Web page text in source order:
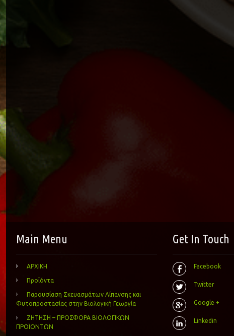
Main Menu
ΑΡΧΙΚΗ
Προϊόντα
Παρουσίαση Σκευασμάτων Λίπανσης και
Φυτοπροστασίας στην Βιολογική Γεωργία
ΖΗΤΗΣΗ – ΠΡΟΣΦΟΡΑ ΒΙΟΛΟΓΙΚΩΝ
ΠΡΟΪΟΝΤΩΝ
Get In Touch
Facebook
Twitter
Google +
Linkedin